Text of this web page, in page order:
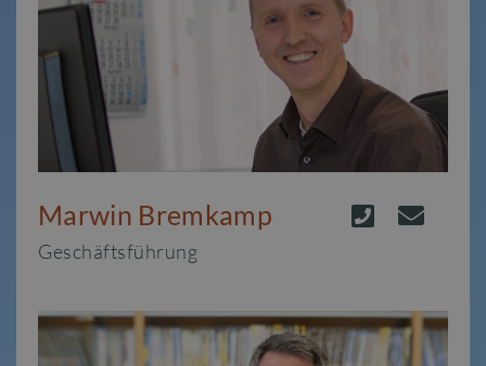
Marwin Bremkamp
Geschäftsführung